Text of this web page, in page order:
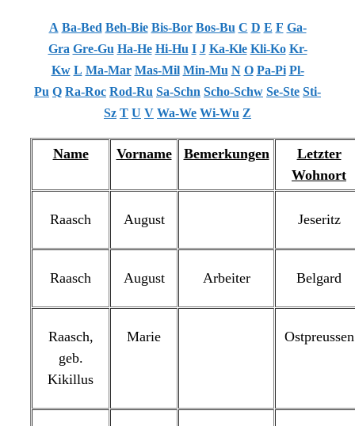
A Ba-Bed Beh-Bie Bis-Bor Bos-Bu C D E F Ga-
Gra Gre-Gu Ha-He Hi-Hu I J Ka-Kle Kli-Ko Kr-
Kw L Ma-Mar Mas-Mil Min-Mu N O Pa-Pi Pl-
Pu Q Ra-Roc Rod-Ru Sa-Schn Scho-Schw Se-Ste Sti-
Sz T U V Wa-We Wi-Wu Z
Name Vorname Bemerkungen
Letzter
Wohnort
Raasch August Jeseritz
Raasch August Arbeiter Belgard
Raasch,
geb.
Kikillus
Marie Ostpreussen